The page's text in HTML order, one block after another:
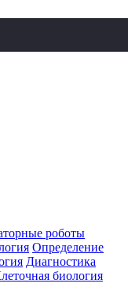
роботы
Определение
Диагностика
биология